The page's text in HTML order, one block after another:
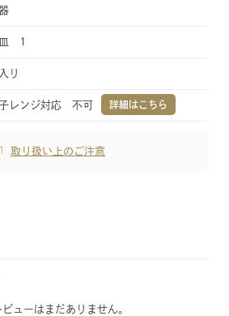
1
り
レンジ対応 不可 詳細はこちら
取り扱い上のご注意
ューはまだありません。